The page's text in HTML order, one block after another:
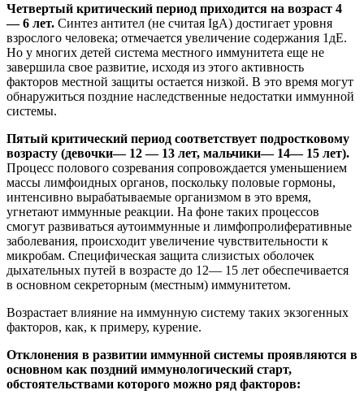
Четвертый критический период приходится на возраст 4
— 6 лет. Синтез антител (не считая IgA) достигает уровня
взрослого человека; отмечается увеличение содержания 1дЕ.
Но у многих детей система местного иммунитета еще не
завершила свое развитие, исходя из этого активность
факторов местной защиты остается низкой. В это время могут
обнаружиться поздние наследственные недостатки иммунной
системы.
Пятый критический период соответствует подростковому
возрасту (девочки— 12 — 13 лет, мальчики— 14— 15 лет).
Процесс полового созревания сопровождается уменьшением
массы лимфоидных органов, поскольку половые гормоны,
интенсивно вырабатываемые организмом в это время,
угнетают иммунные реакции. На фоне таких процессов
смогут развиваться аутоиммунные и лимфопролиферативные
заболевания, происходит увеличение чувствительности к
микробам. Специфическая защита слизистых оболочек
дыхательных путей в возрасте до 12— 15 лет обеспечивается
в основном секреторным (местным) иммунитетом.
Возрастает влияние на иммунную систему таких экзогенных
факторов, как, к примеру, курение.
Отклонения в развитии иммунной системы проявляются в
основном как поздний иммунологический старт,
обстоятельствами которого можно ряд факторов: